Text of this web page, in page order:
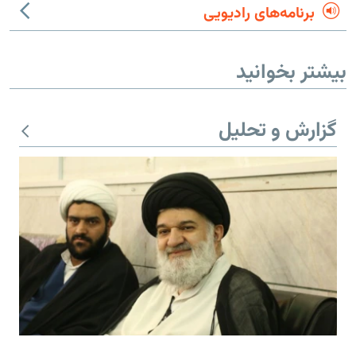
برنامه‌های رادیویی
بیشتر بخوانید
گزارش و تحلیل